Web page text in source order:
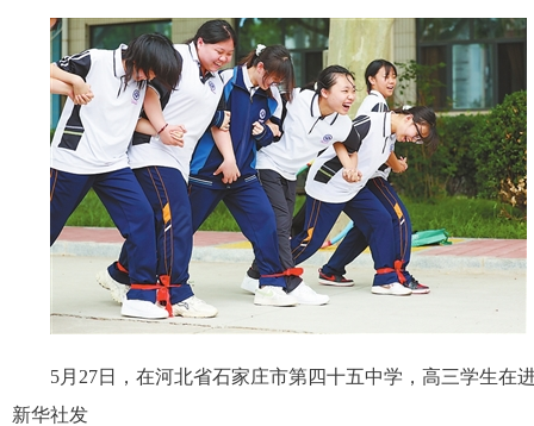
5月27日，在河北省石家庄市第四十五中学，高三学生在
新华社发